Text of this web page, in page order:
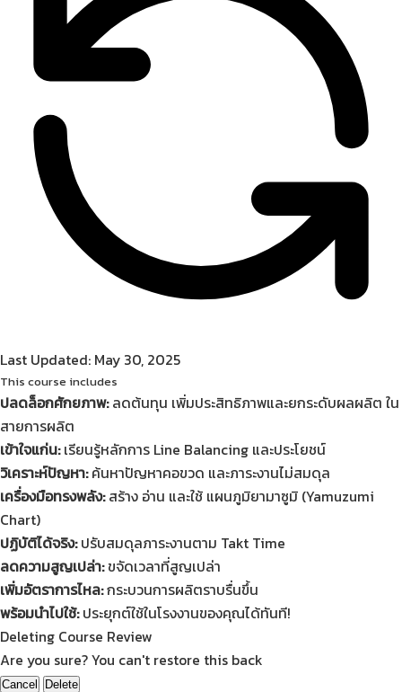
Last Updated: May 30, 2025
This course includes
ปลดล็อกศักยภาพ:ลดต้นทุน เพิ่มประสิทธิภาพและยกระดับผลผลิต ใน
สายการผลิต
เข้าใจแก่น:เรียนรู้หลักการ Line Balancing และประโยชน์
วิเคราะห์ปัญหา:ค้นหาปัญหาคอขวด และภาระงานไม่สมดุล
เครื่องมือทรงพลัง:สร้าง อ่าน และใช้ แผนภูมิยามาซูมิ (Yamuzumi
Chart)
ปฏิบัติได้จริง:ปรับสมดุลภาระงานตาม Takt Time
ลดความสูญเปล่า:ขจัดเวลาที่สูญเปล่า
เพิ่มอัตราการไหล:กระบวนการผลิตราบรื่นขึ้น
พร้อมนำไปใช้:ประยุกต์ใช้ในโรงงานของคุณได้ทันที!
Deleting Course Review
Are you sure? You can't restore this back
Cancel Delete